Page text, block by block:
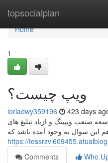
topsocialplan
Home
Home
1
ویپ چیست؟
loriadwy359196 423 days
صنعت ویپینگ و ازیاد تبلیغ های
این سوال به وجود آمده باشد که
Comments
Who